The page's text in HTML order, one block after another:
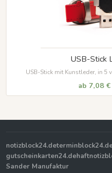
USB-Stick
USB-Stick mit Kunstleder, in 5
ab 7,08 €
notizblock24.de
gutscheinkarten24.de
Sander Manufaktur